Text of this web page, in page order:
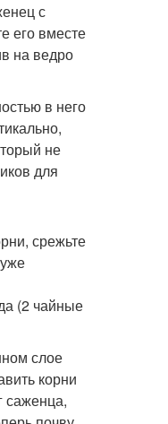
с
его вместе
на ведро
в него
не
для
срежьте
(2 чайные
слое
корни
саженца,